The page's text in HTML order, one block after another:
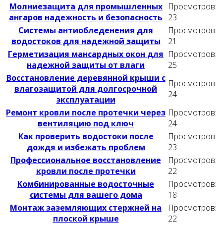
Молниезащита для промышленных
ангаров надежность и безопасность
Просмотров:
23
Системы антиобледенения для
водостоков для надежной защиты
Просмотров:
21
Герметизация мансардных окон для
надежной защиты от влаги
Просмотров:
25
Восстановление деревянной крыши с
влагозащитой для долгосрочной
эксплуатации
Просмотров:
24
Ремонт кровли после протечки через
вентиляцию под ключ
Просмотров:
24
Как проверить водостоки после
дождя и избежать проблем
Просмотров:
23
Профессиональное восстановление
кровли после протечки
Просмотров:
22
Комбинированные водосточные
системы для вашего дома
Просмотров:
18
Монтаж заземляющих стержней на
плоской крыше
Просмотров:
22